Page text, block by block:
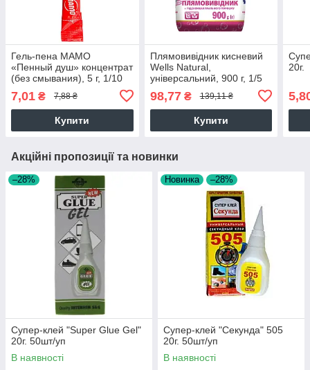
Гель-пена МАМО
«Пенный душ» концентрат
(без смывания), 5 г, 1/10
7,01 ₴ 7,88 ₴
Купити
Плямовивідник кисневий
Wells Natural,
універсальний, 900 г, 1/5
98,77₴ 139,11 ₴
Купити
20г.
Акційні пропозиції та новинки
–28%
Супер-клей "Super Glue Gel"
20г. 50шт/уп
В наявності
Новинка –28%
Супер-клей "Секунда" 505
20г. 50шт/уп
В наявності